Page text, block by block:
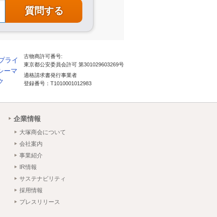
古物商許可番号:
東京都公安委員会許可 第301029603269号
適格請求書発行事業者
登録番号：T1010001012983
企業情報
大塚商会について
会社案内
事業紹介
IR情報
サステナビリティ
採用情報
プレスリリース